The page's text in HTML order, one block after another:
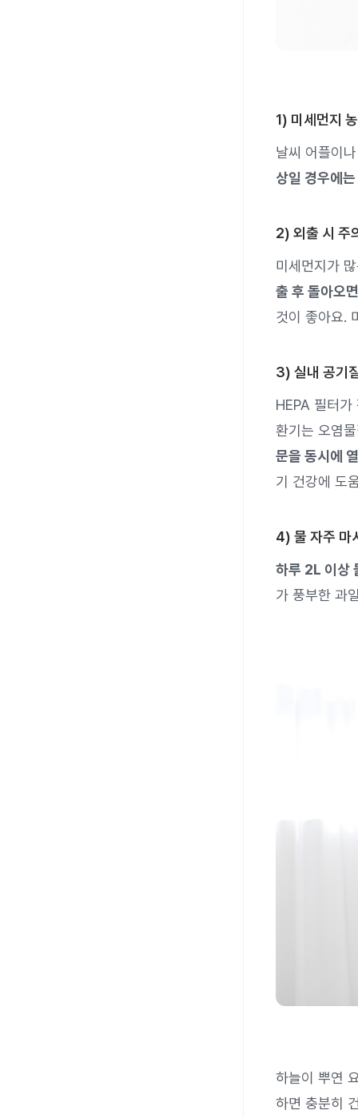
1) 미세먼지
날씨 어플이
상일 경우에
2) 외출 시 주
미세먼지가
출 후 돌아오
것이 좋아요.
3) 실내 공기
HEPA 필터
환기는 오염
문을 동시에
기 건강에 도
4) 물 자주 마
하루 2L 이상
가 풍부한 과
하늘이 뿌연
하면 충분히